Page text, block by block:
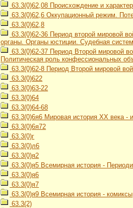
63.3(0)62,08 Происхождение и
63.3(0)62,6 Оккупационный режим.
63.3(0)62,8
63.3(0)62-36 Период второй мировой
органы. Органы юстиции. Судебная
63.3(0)62-37 Период Второй мировой
Политическая роль конфессиональных
63.3(0)62-8 Период Второй мировой
63.3(0)622
63.3(0)63-22
63.3(0)64
63.3(0)64-68
63.3(0)6я6 Мировая история ХХ века -
63.3(0)6я72
63.3(0)г
63.3(0)л6
63.3(0)я2
63.3(0)я5 Всемирная история -
63.3(0)я6
63.3(0)я7
63.3(0)я9 Всемирная история - комиксы
63.3(2)